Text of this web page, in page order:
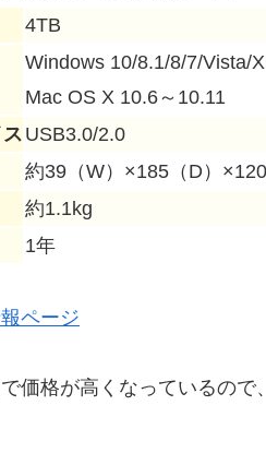
4TB
Windows 10/8.1/8/7/Vista/
Mac OS X 10.6～10.11
USB3.0/2.0
約39（W）×185（D）
約1.1kg
1年
ページ
価格が高くなっているので